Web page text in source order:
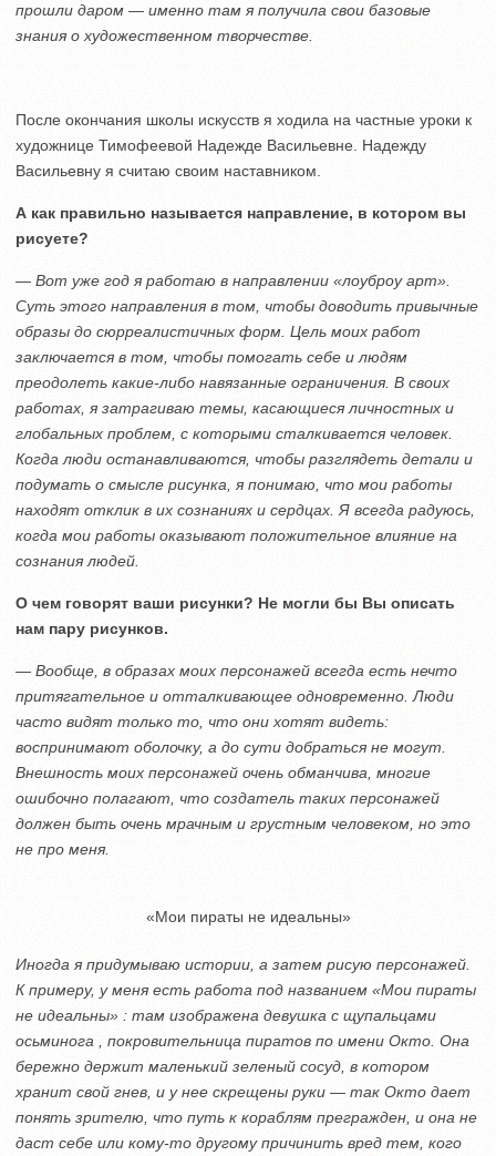
прошли даром — именно там я получила свои базовые
знания о художественном творчестве.
После окончания школы искусств я ходила на частные уроки к
художнице Тимофеевой Надежде Васильевне. Надежду
Васильевну я считаю своим наставником.
А как правильно называется направление, в котором вы
рисуете?
— Вот уже год я работаю в направлении «лоуброу арт».
Суть этого направления в том, чтобы доводить привычные
образы до сюрреалистичных форм. Цель моих работ
заключается в том, чтобы помогать себе и людям
преодолеть какие-либо навязанные ограничения. В своих
работах, я затрагиваю темы, касающиеся личностных и
глобальных проблем, с которыми сталкивается человек.
Когда люди останавливаются, чтобы разглядеть детали и
подумать о смысле рисунка, я понимаю, что мои работы
находят отклик в их сознаниях и сердцах. Я всегда радуюсь,
когда мои работы оказывают положительное влияние на
сознания людей.
О чем говорят ваши рисунки? Не могли бы Вы описать
нам пару рисунков.
— Вообще, в образах моих персонажей всегда есть нечто
притягательное и отталкивающее одновременно. Люди
часто видят только то, что они хотят видеть:
воспринимают оболочку, а до сути добраться не могут.
Внешность моих персонажей очень обманчива, многие
ошибочно полагают, что создатель таких персонажей
должен быть очень мрачным и грустным человеком, но это
не про меня.
«Мои пираты не идеальны»
Иногда я придумываю истории, а затем рисую персонажей.
К примеру, у меня есть работа под названием «Мои пираты
не идеальны» : там изображена девушка с щупальцами
осьминога , покровительница пиратов по имени Окто. Она
бережно держит маленький зеленый сосуд, в котором
хранит свой гнев, и у нее скрещены руки — так Окто дает
понять зрителю, что путь к кораблям прегражден, и она не
даст себе или кому-то другому причинить вред тем, кого